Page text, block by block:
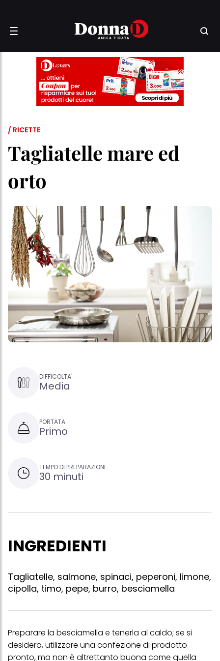
/ RICETTE
Tagliatelle mare ed
orto
DIFFICOLTA'
Media
PORTATA
Primo
TEMPO DI PREPARAZIONE
30 minuti
INGREDIENTI
Tagliatelle, salmone, spinaci, peperoni, limone,
cipolla, timo, pepe, burro, besciamella
Preparare la besciamella e tenerla al caldo; se si
desidera, utilizzare una confezione di prodotto
pronto, ma non è altrettanto buona come quella